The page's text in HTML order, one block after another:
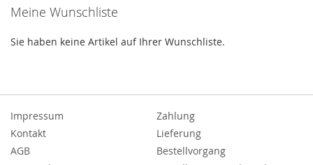
Meine Wunschliste
Sie haben keine Artikel auf Ihrer Wunschliste.
Impressum
Kontakt
AGB
Zahlung
Lieferung
Bestellvorgang